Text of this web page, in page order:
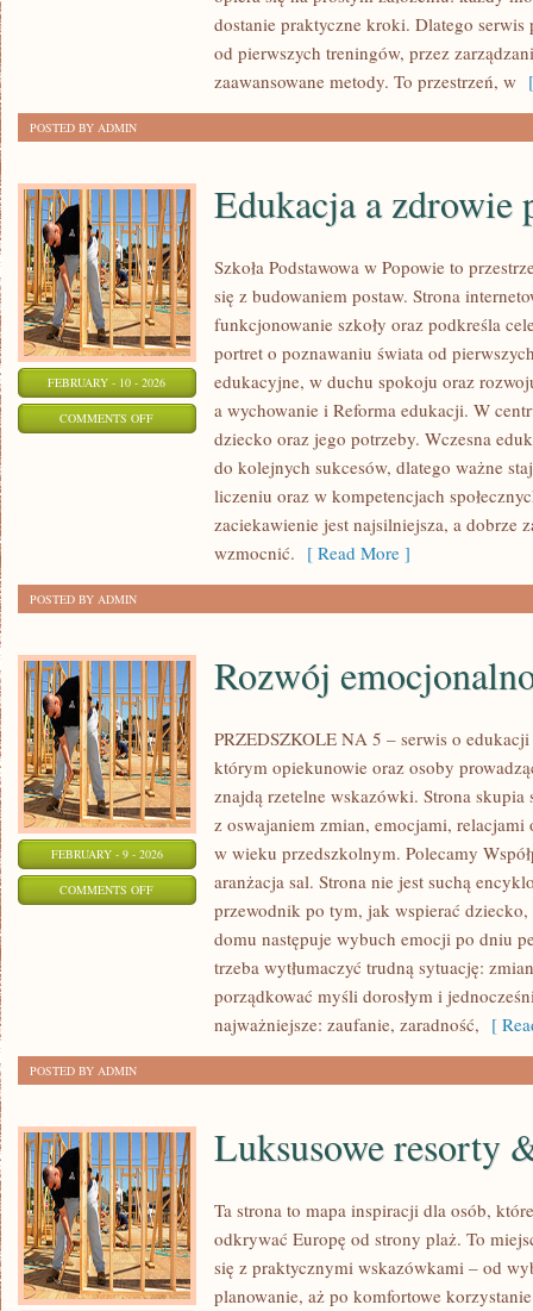
dostanie praktyczne kroki. Dlatego
od pierwszych treningów, przez
zaawansowane metody. To przestrzeń, w
POSTED BY ADMIN
FEBRUARY - 10 - 2026
COMMENTS OFFON
PSYCHICZNE
Edukacja a zdrowie
Szkoła Podstawowa w Popowie to
się z budowaniem postaw. Strona
funkcjonowanie szkoły oraz podkreśla
portret o poznawaniu świata od
edukacyjne, w duchu spokoju oraz
a wychowanie i Reforma edukacji. W
dziecko oraz jego potrzeby. Wczesna
do kolejnych sukcesów, dlatego ważne
liczeniu oraz w kompetencjach
zaciekawienie jest najsilniejsza, a dobrze
wzmocnić. [ Read More ]
POSTED BY ADMIN
FEBRUARY - 9 - 2026
COMMENTS OFFON
EMOCJONALNO-
SPOŁECZNY
Rozwój
PRZEDSZKOLE NA 5 – serwis o
którym opiekunowie oraz osoby
znajdą rzetelne wskazówki. Strona
z oswajaniem zmian, emocjami,
w wieku przedszkolnym. Polecamy
aranżacja sal. Strona nie jest suchą
przewodnik po tym, jak wspierać
domu następuje wybuch emocji po dniu
trzeba wytłumaczyć trudną sytuację:
porządkować myśli dorosłym i
najważniejsze: zaufanie, zaradność, [
POSTED BY ADMIN
Luksusowe resorty
Ta strona to mapa inspiracji dla osób,
odkrywać Europę od strony plaż. To
się z praktycznymi wskazówkami – od
planowanie, aż po komfortowe